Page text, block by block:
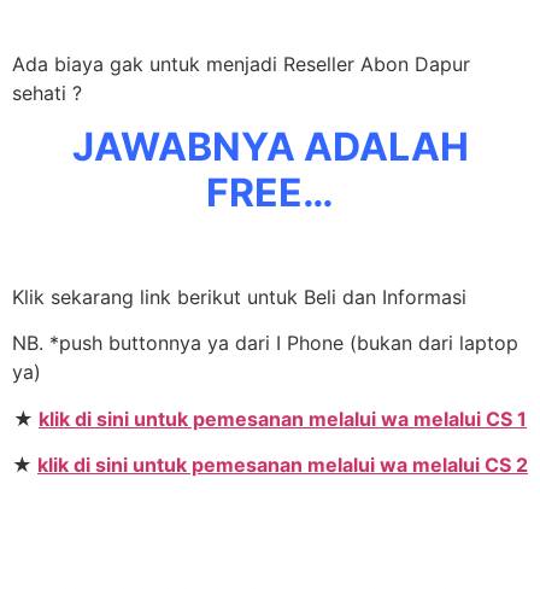
Ada biaya gak untuk menjadi Reseller Abon Dapur
sehati ?
JAWABNYA ADALAH
FREE…
Klik sekarang link berikut untuk Beli dan Informasi
NB. *push buttonnya ya dari I Phone (bukan dari laptop
ya)
★ klik di sini untuk pemesanan melalui wa melalui CS 1
★ klik di sini untuk pemesanan melalui wa melalui CS 2